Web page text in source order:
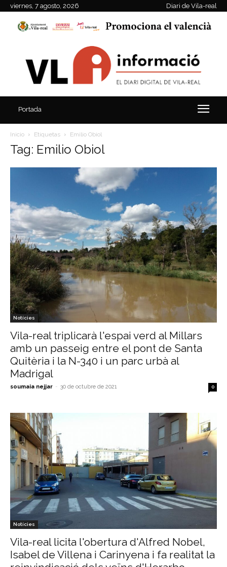
viernes, 7 agosto, 2026 Diari de Vila-real
Portada
Inicio Etiquetas Emilio Obiol
Tag: Emilio Obiol
Notícies
Vila-real triplicarà l'espai verd al Millars
amb un passeig entre el pont de Santa
Quitèria i la N-340 i un parc urbà al
Madrigal
soumaia nejjar - 30 de octubre de 2021 0
Notícies
Vila-real licita l'obertura d'Alfred Nobel,
Isabel de Villena i Carinyena i fa realitat la